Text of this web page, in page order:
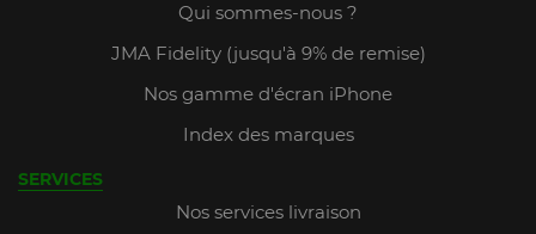
Qui sommes-nous ?
JMA Fidelity (jusqu'à 9% de remise)
Nos gamme d'écran iPhone
Index des marques
SERVICES
Nos services livraison